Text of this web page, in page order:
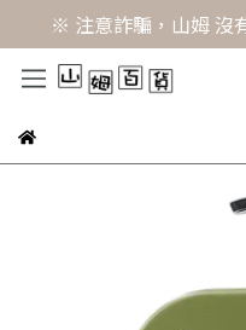
※ 注意詐騙，山姆 沒